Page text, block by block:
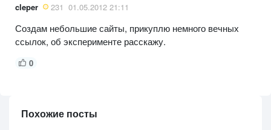
cleper 231 01.05.2012 21:11
Создам небольшие сайты, прикуплю немного вечных
ссылок, об эксперименте расскажу.
0
Похожие посты